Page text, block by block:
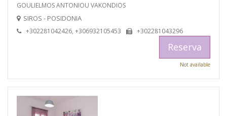
GOULIELMOS ANTONIOU VAKONDIOS
SIROS - POSIDONIA
+302281042426, +306932105453 +302281043296
Reserva
Not available